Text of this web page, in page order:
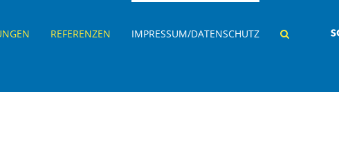
REFERENZEN IMPRESSUM/DATENSCHUTZ